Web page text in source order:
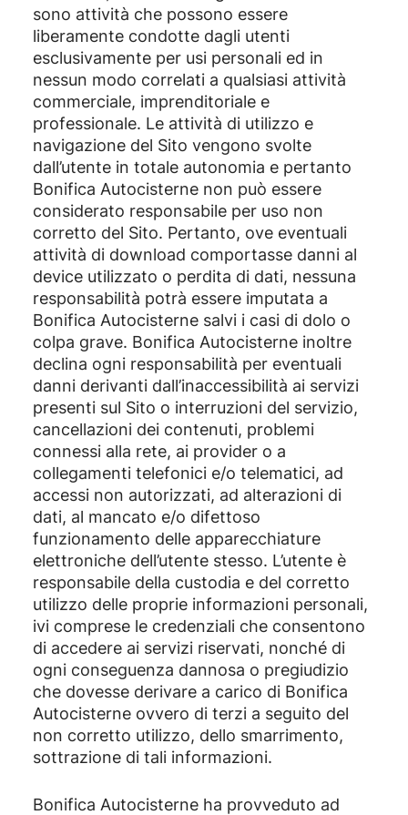
sono attività che possono essere
liberamente condotte dagli utenti
esclusivamente per usi personali ed in
nessun modo correlati a qualsiasi attività
commerciale, imprenditoriale e
professionale. Le attività di utilizzo e
navigazione del Sito vengono svolte
dall’utente in totale autonomia e pertanto
Bonifica Autocisterne non può essere
considerato responsabile per uso non
corretto del Sito. Pertanto, ove eventuali
attività di download comportasse danni al
device utilizzato o perdita di dati, nessuna
responsabilità potrà essere imputata a
Bonifica Autocisterne salvi i casi di dolo o
colpa grave. Bonifica Autocisterne inoltre
declina ogni responsabilità per eventuali
danni derivanti dall’inaccessibilità ai servizi
presenti sul Sito o interruzioni del servizio,
cancellazioni dei contenuti, problemi
connessi alla rete, ai provider o a
collegamenti telefonici e/o telematici, ad
accessi non autorizzati, ad alterazioni di
dati, al mancato e/o difettoso
funzionamento delle apparecchiature
elettroniche dell’utente stesso. L’utente è
responsabile della custodia e del corretto
utilizzo delle proprie informazioni personali,
ivi comprese le credenziali che consentono
di accedere ai servizi riservati, nonché di
ogni conseguenza dannosa o pregiudizio
che dovesse derivare a carico di Bonifica
Autocisterne ovvero di terzi a seguito del
non corretto utilizzo, dello smarrimento,
sottrazione di tali informazioni.
Bonifica Autocisterne ha provveduto ad